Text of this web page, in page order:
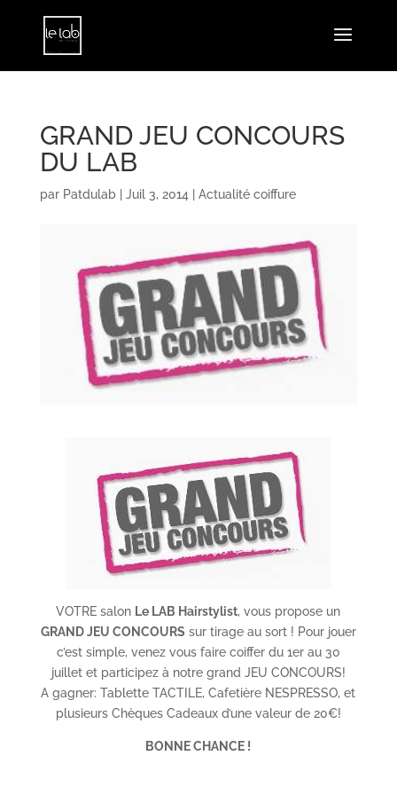
GRAND JEU CONCOURS
DU LAB
par Patdulab| Juil 3, 2014 Actualité coiffure
VOTRE salon Le LAB Hairstylist, vous propose un
GRAND JEU CONCOURS sur tirage au sort ! Pour jouer
c’est simple, venez vous faire coiffer du 1er au 30
juillet et participez à notre grand JEU CONCOURS!
A gagner: Tablette TACTILE, Cafetière NESPRESSO, et
plusieurs Chèques Cadeaux d’une valeur de 20€!
BONNE CHANCE !